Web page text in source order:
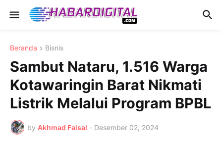
Beranda Bisnis
Sambut Nataru, 1.516 Warga
Kotawaringin Barat Nikmati
Listrik Melalui Program BPBL
by Akhmad Faisal - Desember 02, 2024